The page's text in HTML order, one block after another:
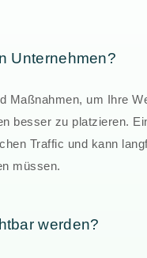
Unternehmen?
Maßnahmen, um Ihre
besser zu platzieren.
Traffic und kann
müssen.
werden?